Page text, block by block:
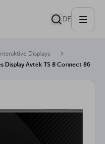
DE
Interaktive Displays
Display Avtek TS 8 Connect 86